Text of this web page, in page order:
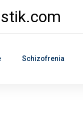
Schizofrenia